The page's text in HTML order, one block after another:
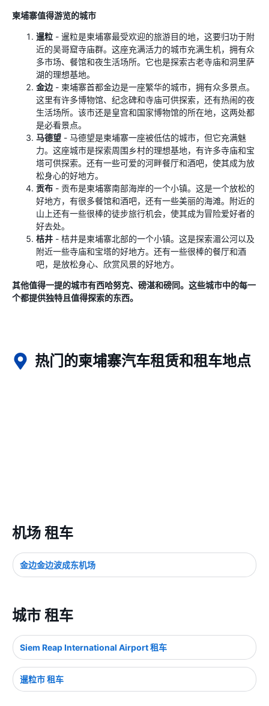
柬埔寨值得游览的城市
暹粒 - 暹粒是柬埔寨最受欢迎的旅游目的地，这要归功于附
近的吴哥窟寺庙群。这座充满活力的城市充满生机，拥有众
多市场、餐馆和夜生活场所。它也是探索古老寺庙和洞里萨
湖的理想基地。
金边 - 柬埔寨首都金边是一座繁华的城市，拥有众多景点。
这里有许多博物馆、纪念碑和寺庙可供探索，还有热闹的夜
生活场所。该市还是皇宫和国家博物馆的所在地，这两处都
是必看景点。
马德望 - 马德望是柬埔寨一座被低估的城市，但它充满魅
力。这座城市是探索周围乡村的理想基地，有许多寺庙和宝
塔可供探索。还有一些可爱的河畔餐厅和酒吧，使其成为放
松身心的好地方。
贡布 - 贡布是柬埔寨南部海岸的一个小镇。这是一个放松的
好地方，有很多餐馆和酒吧，还有一些美丽的海滩。附近的
山上还​​有一些很棒的徒步旅行机会，使其成为冒险爱好者的
好去处。
桔井 - 桔井是柬埔寨北部的一个小镇。这是探索湄公河以及
附近一些寺庙和宝塔的好地方。还有一些很棒的餐厅和酒
吧，是放松身心、欣赏风景的好地方。
其他值得一提的城市有西哈努克、磅湛和磅同。这些城市中的每一
个都提供独特且值得探索的东西。
热门的柬埔寨汽车租赁和租车地点
机场 租车
金边金边波成东机场
城市 租车
Siem Reap International Airport 租车
暹粒市 租车